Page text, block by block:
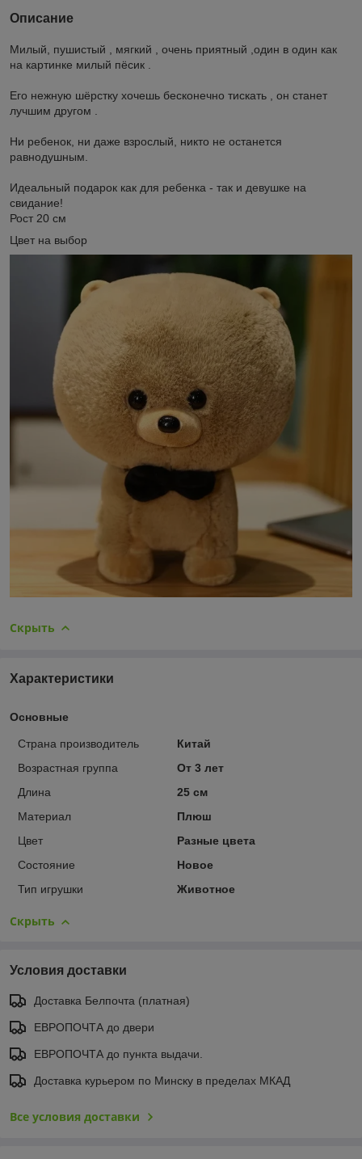
Описание
Милый, пушистый , мягкий , очень приятный ,один в один как
на картинке милый пёсик .
Его нежную шёрстку хочешь бесконечно тискать , он станет
лучшим другом .
Ни ребенок, ни даже взрослый, никто не останется
равнодушным.
Идеальный подарок как для ребенка - так и девушке на
свидание!
Рост 20 см
Цвет на выбор
Скрыть
Характеристики
Основные
Страна производитель
Китай
Возрастная группа
От 3 лет
Длина
25 см
Материал
Плюш
Цвет
Разные цвета
Состояние
Новое
Тип игрушки
Животное
Скрыть
Условия доставки
Доставка Белпочта (платная)
ЕВРОПОЧТА до двери
ЕВРОПОЧТА до пункта выдачи.
Доставка курьером по Минску в пределах МКАД
Все условия доставки